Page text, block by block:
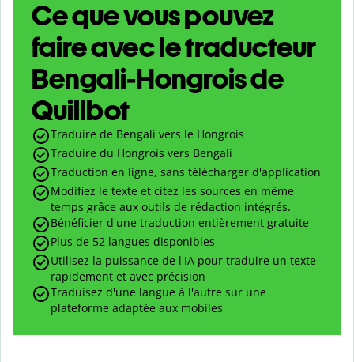
Ce que vous pouvez
faire avec le traducteur
Bengali-Hongrois de
Quillbot
Traduire de Bengali vers le Hongrois
Traduire du Hongrois vers Bengali
Traduction en ligne, sans télécharger d'application
Modifiez le texte et citez les sources en même
temps grâce aux outils de rédaction intégrés.
Bénéficier d'une traduction entièrement gratuite
Plus de 52 langues disponibles
Utilisez la puissance de l'IA pour traduire un texte
rapidement et avec précision
Traduisez d'une langue à l'autre sur une
plateforme adaptée aux mobiles